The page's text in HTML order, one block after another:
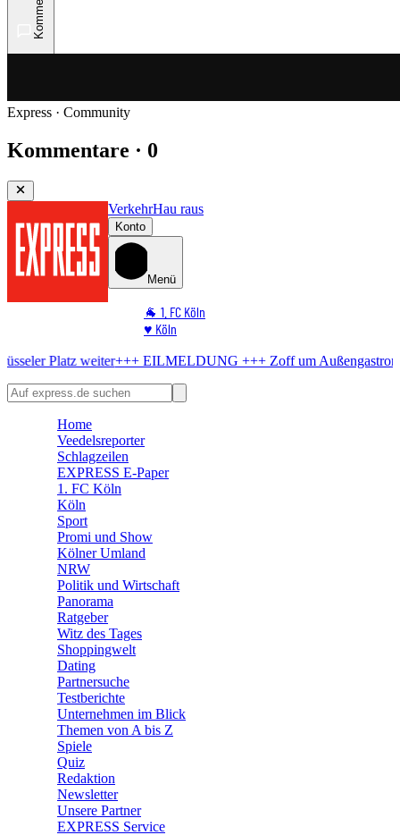
Express · Community
Kommentare · 0
VerkehrHau raus
Konto
Menü
🐐 1. FC Köln
♥️ Köln
🏆 Sport
+++ EILMELDUNG +++Zoff um AußengastronomieStadt
Home
Veedelsreporter
Schlagzeilen
EXPRESS E-Paper
1. FC Köln
Köln
Sport
Promi und Show
Kölner Umland
NRW
Politik und Wirtschaft
Panorama
Ratgeber
Witz des Tages
Shoppingwelt
Dating
Partnersuche
Testberichte
Unternehmen im Blick
Themen von A bis Z
Spiele
Quiz
Redaktion
Newsletter
Unsere Partner
EXPRESS Service